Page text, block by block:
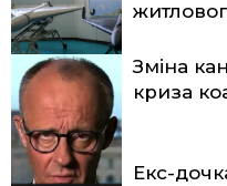
Зміна
криза
Екс-